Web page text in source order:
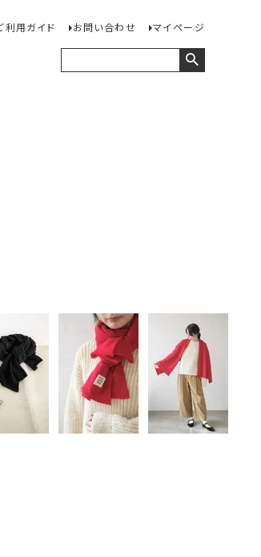
利用ガイド お問い合わせ マイページ